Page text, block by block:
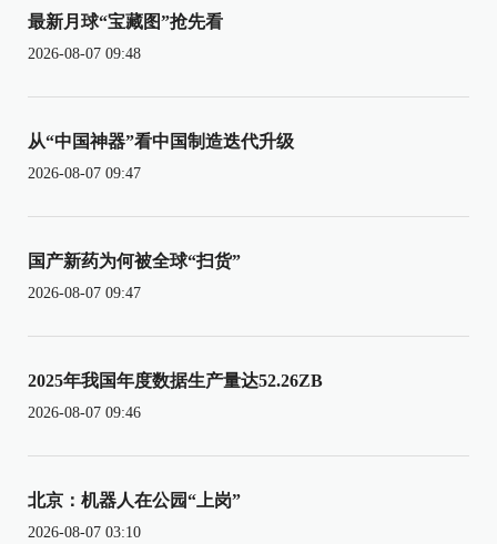
最新月球“宝藏图”抢先看
2026-08-07 09:48
从“中国神器”看中国制造迭代升级
2026-08-07 09:47
国产新药为何被全球“扫货”
2026-08-07 09:47
2025年我国年度数据生产量达52.26ZB
2026-08-07 09:46
北京：机器人在公园“上岗”
2026-08-07 03:10